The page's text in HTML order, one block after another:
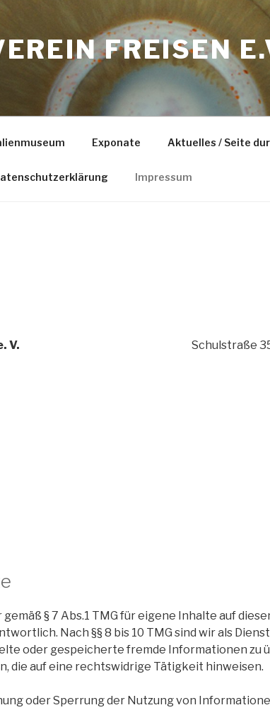
FREISEN
Exponate Aktuelles / Seite
Impressum
V.
Schulstraße
§ 7 Abs.1 TMG für eigene Inhalte auf
Nach §§ 8 bis 10 TMG sind wir als
oder gespeicherte fremde Informationen zu
die auf eine rechtswidrige Tätigkeit hinweisen.
oder Sperrung der Nutzung von